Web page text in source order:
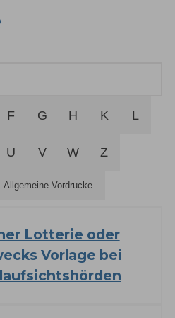
F G H K L
U V W Z
Allgemeine Vordrucke
Lotterie oder
Vorlage bei